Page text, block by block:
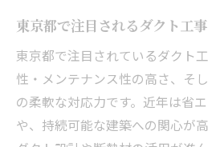
東京都で注目されるダクト工
東京都で注目されているダクト
性・メンテナンス性の高さ、そ
の柔軟な対応力です。近年は省
や、持続可能な建築への関心が